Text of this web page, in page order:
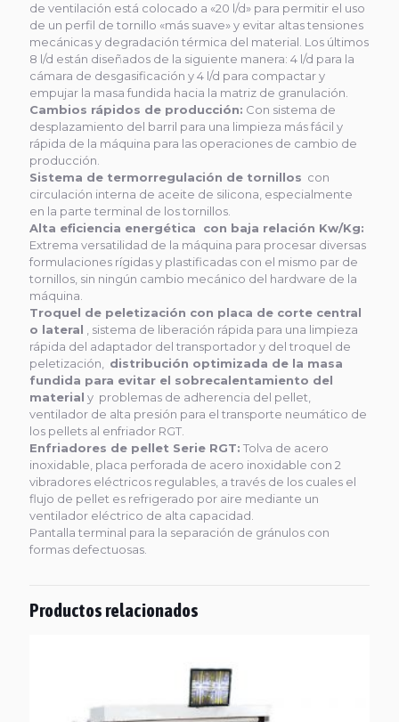
de ventilación está colocado a «20 l/d» para permitir el uso
de un perfil de tornillo «más suave» y evitar altas tensiones
mecánicas y degradación térmica del material. Los últimos
8 l/d están diseñados de la siguiente manera: 4 l/d para la
cámara de desgasificación y 4 l/d para compactar y
empujar la masa fundida hacia la matriz de granulación.
Cambios rápidos de producción: Con sistema de
desplazamiento del barril para una limpieza más fácil y
rápida de la máquina para las operaciones de cambio de
producción.
Sistema de termorregulación de tornillos con
circulación interna de aceite de silicona, especialmente
en la parte terminal de los tornillos.
Alta eficiencia energética con baja relación Kw/Kg:
Extrema versatilidad de la máquina para procesar diversas
formulaciones rígidas y plastificadas con el mismo par de
tornillos, sin ningún cambio mecánico del hardware de la
máquina.
Troquel de peletización con placa de corte central
o lateral , sistema de liberación rápida para una limpieza
rápida del adaptador del transportador y del troquel de
peletización, distribución optimizada de la masa
fundida para evitar el sobrecalentamiento del
material y problemas de adherencia del pellet,
ventilador de alta presión para el transporte neumático de
los pellets al enfriador RGT.
Enfriadores de pellet Serie RGT: Tolva de acero
inoxidable, placa perforada de acero inoxidable con 2
vibradores eléctricos regulables, a través de los cuales el
flujo de pellet es refrigerado por aire mediante un
ventilador eléctrico de alta capacidad.
Pantalla terminal para la separación de gránulos con
formas defectuosas.
Productos relacionados